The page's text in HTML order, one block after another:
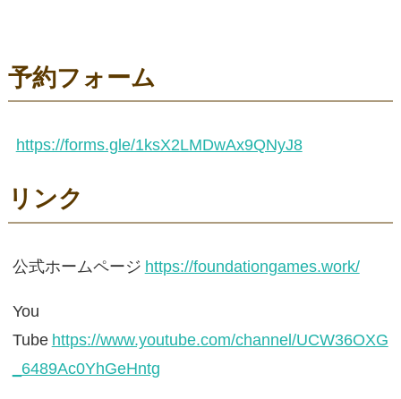
予約フォーム
https://forms.gle/1ksX2LMDwAx9QNyJ8
リンク
公式ホームページ https://foundationgames.work/
You
Tube https://www.youtube.com/channel/UCW36OXG
_6489Ac0YhGeHntg